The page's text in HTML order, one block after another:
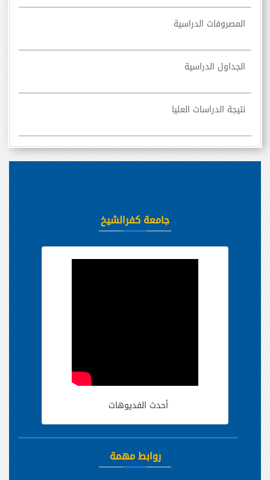
المصروفات الدراسية
الجداول الدراسية
نتيجة الدراسات العليا
جامعة كفرالشيخ
أحدث الفديوهات
روابط مهمة